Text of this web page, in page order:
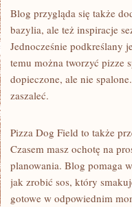
Blog przygląda się także
bazylia, ale też inspiracje
Jednocześnie podkreślany
temu można tworzyć pizze
dopieczone, ale nie
zaszaleć.
Pizza Dog Field to także
Czasem masz ochotę na
planowania. Blog pomaga
jak zrobić sos, który
gotowe w odpowiednim